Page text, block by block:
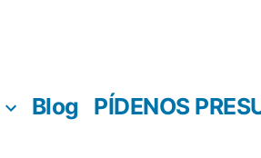
Blog PÍDENOS